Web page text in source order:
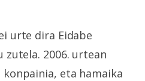
urte dira Eidabe
2006. urtean
eta hamaika